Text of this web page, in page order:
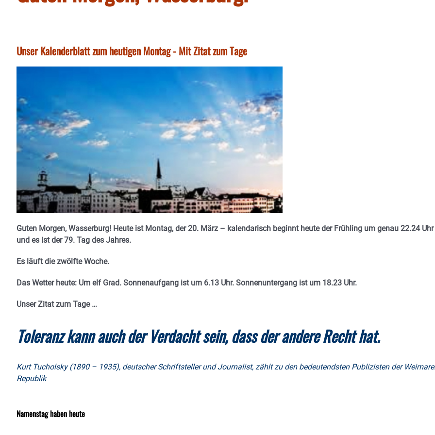
Unser Kalenderblatt zum heutigen Montag - Mit Zitat zum Tage
Guten Morgen, Wasserburg! Heute ist Montag, der 20. März – kalendarisch beginnt heute der Frühling um genau 22.24
und es ist der 79. Tag des Jahres.
Es läuft die zwölfte Woche.
Das Wetter heute: Um elf Grad. Sonnenaufgang ist um 6.13 Uhr. Sonnenuntergang ist um 18.23 Uhr.
Unser Zitat zum Tage …
Toleranz kann auch der Verdacht sein, dass der andere Recht hat.
Kurt Tucholsky (1890 – 1935), deutscher Schriftsteller und Journalist, zählt zu den bedeutendsten Publizisten der
Republik
Namenstag haben heute